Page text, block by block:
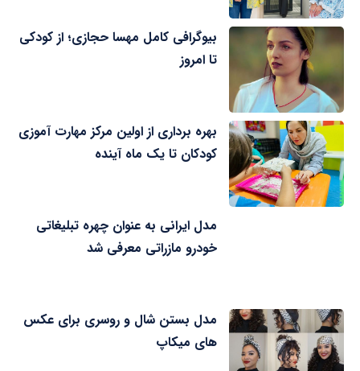
بیوگرافی کامل مهسا حجازی؛ از کودکی
تا امروز
بهره برداری از اولین مرکز مهارت آموزی
کودکان تا یک ماه آینده
مدل ایرانی به عنوان چهره تبلیغاتی
خودرو مازراتی معرفی شد
مدل بستن شال و روسری برای عکس
های میکاپ